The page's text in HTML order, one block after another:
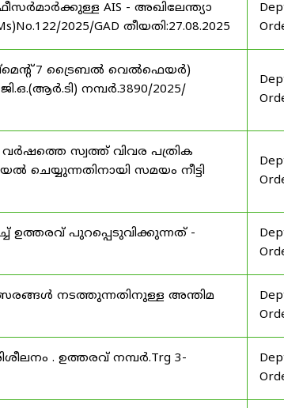
AIS - അഖിലേന്ത്യാ
2025/GAD തീയതി:27.08.2025
7 ട്രൈബൽ വെൽഫെയർ)
നമ്പർ.3890/2025/
സ്വത്ത് വിവര പത്രിക
ചെയ്യുന്നതിനായി സമയം നീട്ടി
പുറപ്പെടുവിക്കുന്നത് -
നടത്തുന്നതിനുള്ള അന്തിമ
. ഉത്തരവ് നമ്പർ.Trg 3-